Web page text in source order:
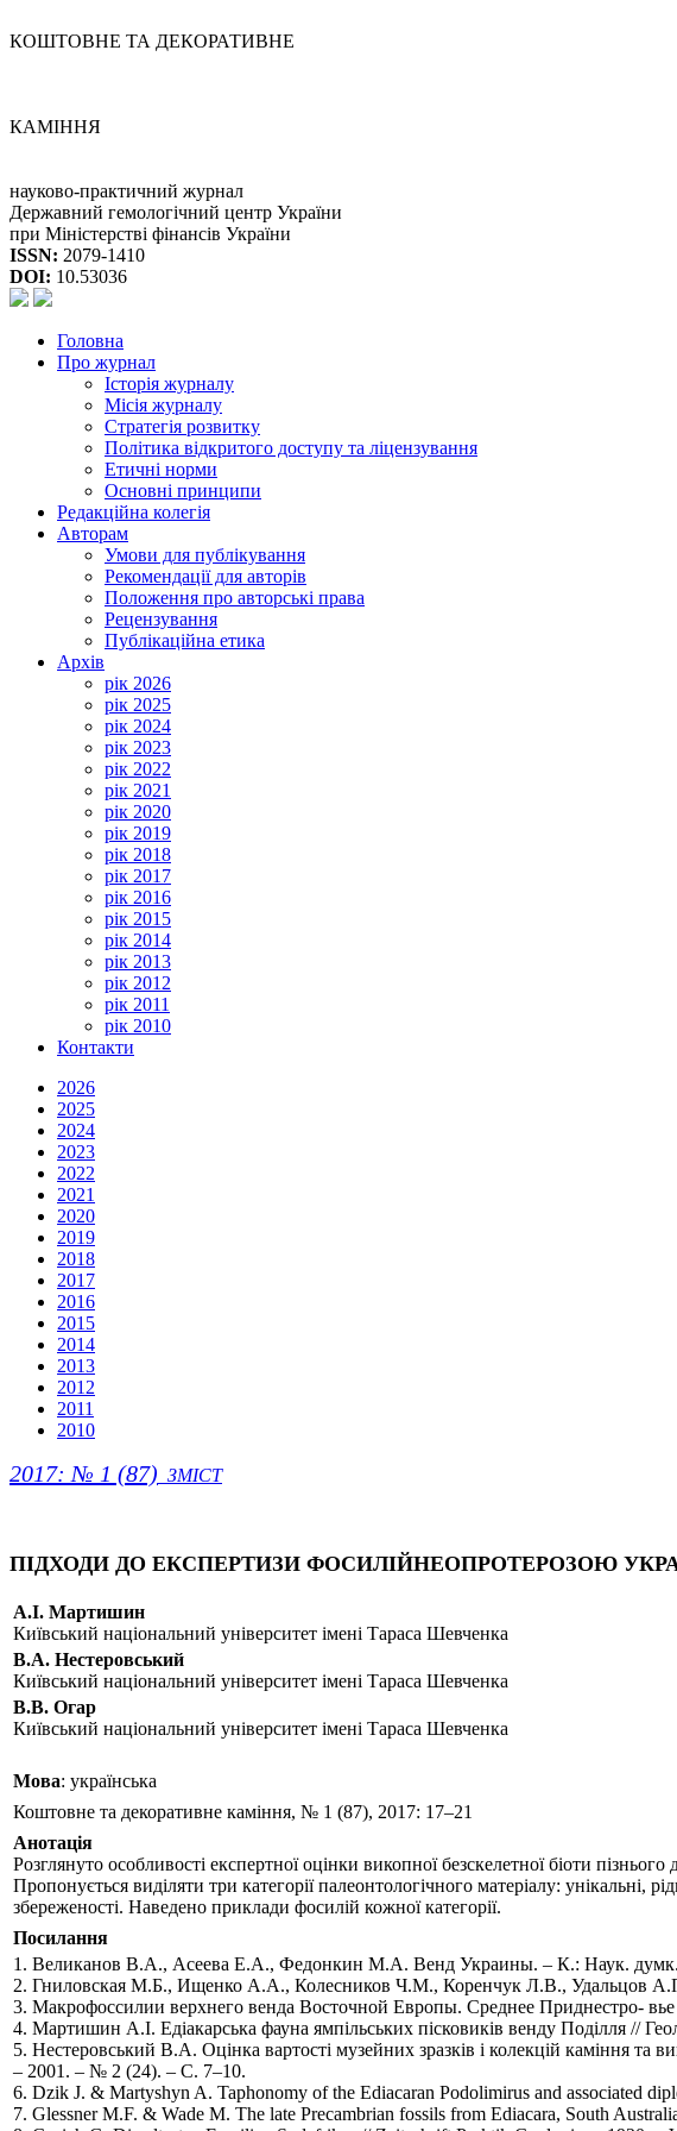
КОШТОВНЕ ТА ДЕКОРАТИВНЕ
КАМІННЯ
науково-практичний журнал
Державний гемологічний центр України
при Міністерстві фінансів України
ISSN: 2079-1410
DOI: 10.53036
Головна
Про журнал
Історія журналу
Місія журналу
Стратегія розвитку
Політика відкритого доступу та ліцензування
Етичні норми
Основні принципи
Редакційна колегія
Авторам
Умови для публікування
Рекомендації для авторів
Положення про авторські права
Рецензування
Публікаційна етика
Архів
рік 2026
рік 2025
рік 2024
рік 2023
рік 2022
рік 2021
рік 2020
рік 2019
рік 2018
рік 2017
рік 2016
рік 2015
рік 2014
рік 2013
рік 2012
рік 2011
рік 2010
Контакти
2026
2025
2024
2023
2022
2021
2020
2019
2018
2017
2016
2015
2014
2013
2012
2011
2010
2017: № 1 (87) ЗМІСТ
ПІДХОДИ ДО ЕКСПЕРТИЗИ ФОСИЛІЙНЕОПРОТЕРОЗОЮ
А.І. Мартишин
Київський національний університет імені Тараса Шевченка
В.А. Нестеровський
Київський національний університет імені Тараса Шевченка
В.В. Огар
Київський національний університет імені Тараса Шевченка
Мова: українська
Коштовне та декоративне каміння, № 1 (87), 2017: 17–21
Анотація
Розглянуто особливості експертної оцінки викопної безскелетної біоти
Пропонується виділяти три категорії палеонтологічного матеріалу: унікальні,
збереженості. Наведено приклади фосилій кожної категорії.
Посилання
1. Великанов В.А., Асеева Е.А., Федонкин М.А. Венд Украины. – К.: Наук.
2. Гниловская М.Б., Ищенко А.А., Колесников Ч.М., Коренчук Л.В., Удальцов
3. Макрофоссилии верхнего венда Восточной Европы. Среднее
4. Мартишин А.І. Едіакарська фауна ямпiльських пісковиків венду Поділля //
5. Нестеровський В.А. Оцінка вартості музейних зразків i колекцій каміння
– 2001. – № 2 (24). – С. 7–10.
6. Dzik J. & Martyshyn A. Taphonomy of the Ediacaran Podolimirus and associated
7. Glessner M.F. & Wade M. The late Precambrian fossils from Ediacara, South